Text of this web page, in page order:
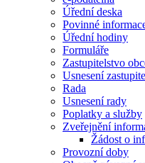
Úřední deska
Povinné
Úřední hodiny
Formuláře
Zastupitelstvo
Usnesení
Rada
Usnesení rady
Poplatky a služby
Zveřejnění
Žádost o
Provozní doby